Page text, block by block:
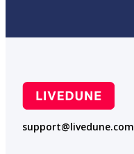
support@livedune.com